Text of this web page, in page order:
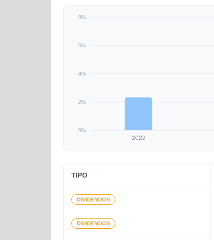
2022
0%
2%
4%
6%
8%
TIPO
DIVIDENDOS
DIVIDENDOS